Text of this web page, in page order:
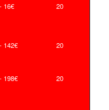
16€ 20
142€ 20
198€ 20